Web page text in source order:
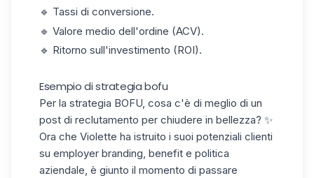
🔹 Tassi di conversione.
🔹 Valore medio dell'ordine (ACV).
🔹 Ritorno sull'investimento (ROI).
Esempio di strategia bofu
Per la strategia BOFU, cosa c'è di meglio di un
post di reclutamento per chiudere in bellezza? ✨
Ora che Violette ha istruito i suoi potenziali clienti
su employer branding, benefit e politica
aziendale, è giunto il momento di passare